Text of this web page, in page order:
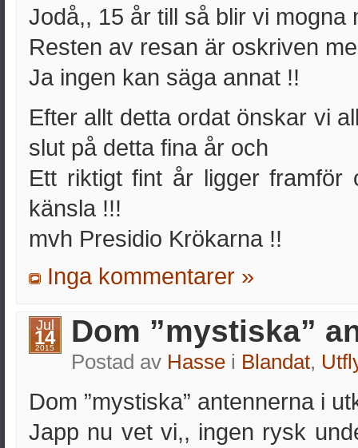
Jodå,, 15 år till så blir vi mogna
Resten av resan är oskriven
Ja ingen kan säga annat !!
Efter allt detta ordat önskar vi
slut på detta fina år och
Ett riktigt fint år ligger framför
känsla !!!
mvh Presidio Krökarna !!
Inga kommentarer »
Jul
14
2015 Dom ”mystiska”
Postad av Hassei Blandat,
Dom ”mystiska” antennerna i
Japp nu vet vi,, ingen rysk